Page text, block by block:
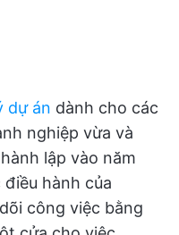
dự án dành cho các
nghiệp vừa và
lập vào năm
hành của
công việc bằng